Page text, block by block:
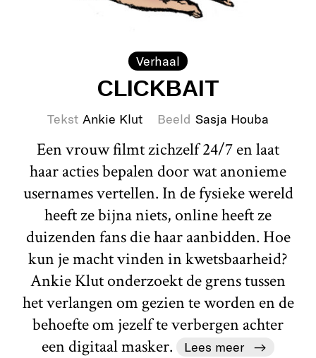
Verhaal
CLICKBAIT
Tekst Ankie Klut Beeld Sasja Houba
Een vrouw filmt zichzelf 24/7 en laat
haar acties bepalen door wat anonieme
usernames vertellen. In de fysieke wereld
heeft ze bijna niets, online heeft ze
duizenden fans die haar aanbidden. Hoe
kun je macht vinden in kwetsbaarheid?
Ankie Klut onderzoekt de grens tussen
het verlangen om gezien te worden en de
behoefte om jezelf te verbergen achter
een digitaal masker.
Lees meer